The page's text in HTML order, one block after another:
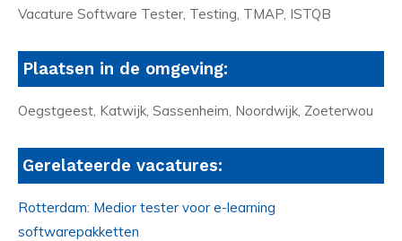
Vacature Software Tester, Testing, TMAP, ISTQB
Plaatsen in de omgeving:
Oegstgeest, Katwijk, Sassenheim, Noordwijk, Zoeterwou
Gerelateerde vacatures:
Rotterdam: Medior tester voor e-learning
softwarepakketten